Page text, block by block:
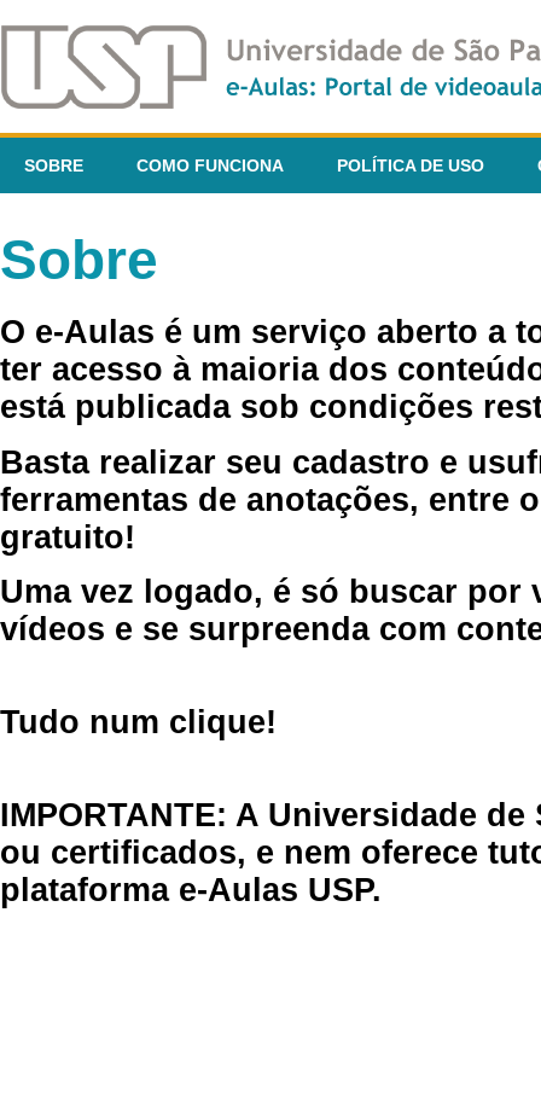
SOBRE COMO FUNCIONA POLÍTICA DE USO
Sobre
O e-Aulas é um serviço aberto a
ter acesso à maioria dos
está publicada sob condições
Basta realizar seu cadastro e
ferramentas de anotações, entre
gratuito!
Uma vez logado, é só buscar por
vídeos e se surpreenda com
Tudo num clique!
IMPORTANTE: A Universidade
ou certificados, e nem oferece
plataforma e-Aulas USP.